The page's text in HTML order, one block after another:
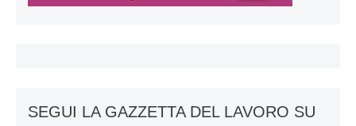
SEGUI LA GAZZETTA DEL LAVORO SU